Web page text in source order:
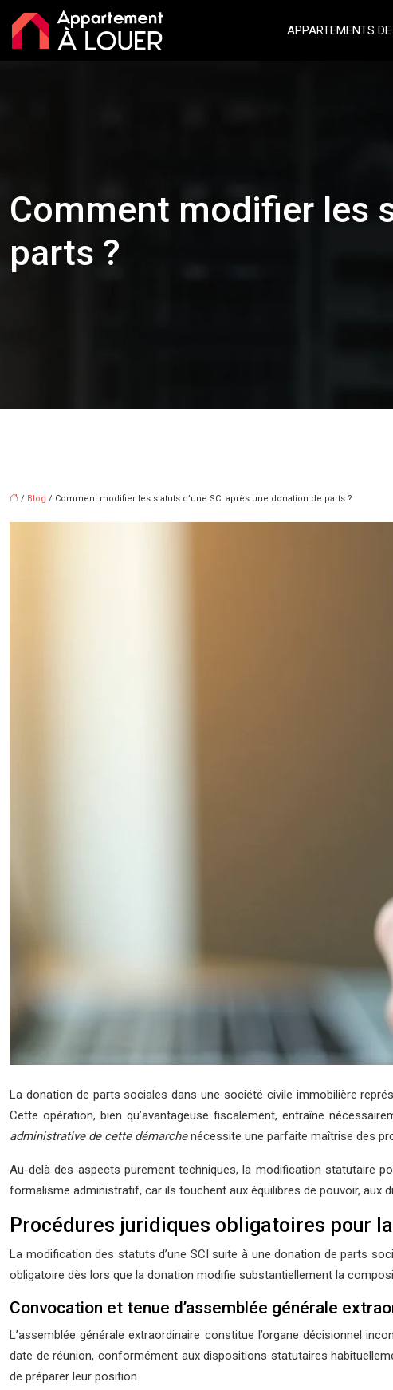
APPARTEMENTS
Comment modifier les
parts ?
/ Blog / Comment modifier les statuts d’une SCI après une donation de parts ?
La donation de parts sociales dans une société civile immobilière
Cette opération, bien qu’avantageuse fiscalement, entraîne
administrative de cette démarchenécessite une parfaite maîtrise des
Au-delà des aspects purement techniques, la modification statutaire
formalisme administratif, car ils touchent aux équilibres de pouvoir, aux
Procédures juridiques obligatoires pour
La modification des statuts d’une SCI suite à une donation de parts
obligatoire dès lors que la donation modifie substantiellement la
Convocation et tenue d’assemblée générale
L’assemblée générale extraordinaire constitue l’organe décisionnel
date de réunion, conformément aux dispositions statutaires
de préparer leur position.